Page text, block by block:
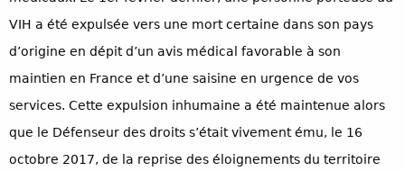
VIH a été expulsée vers une mort certaine dans son pays
d’origine en dépit d’un avis médical favorable à son
maintien en France et d’une saisine en urgence de vos
services. Cette expulsion inhumaine a été maintenue alors
que le Défenseur des droits s’était vivement ému, le 16
octobre 2017, de la reprise des éloignements du territoire